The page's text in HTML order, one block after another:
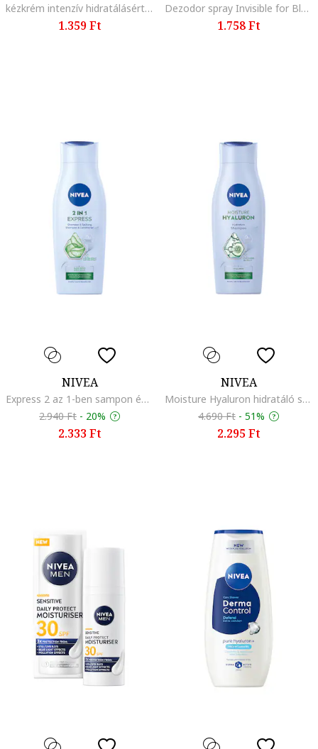
kézkrém intenzív hidratálásért, 100 ml
1.359 Ft
Dezodor spray Invisible for Black & White, 250 ml, Silky Smooth
1.758 Ft
NIVEA
Express 2 az 1-ben sampon és balzsam, Friss, 400 ml
2.940 Ft - 20%
2.333 Ft
NIVEA
Moisture Hyaluron hidratáló sampon, 250 ml
4.690 Ft - 51%
2.295 Ft